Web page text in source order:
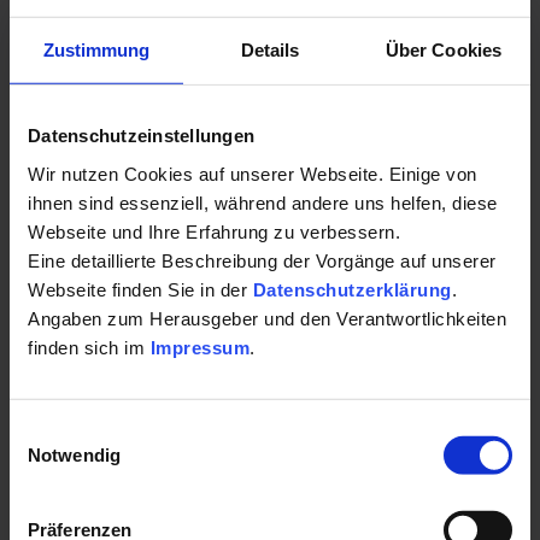
Zustimmung Details Über Cookies
Datenschutzeinstellungen
Wir nutzen Cookies auf unserer Webseite. Einige von
ihnen sind essenziell, während andere uns helfen, diese
Webseite und Ihre Erfahrung zu verbessern.
Eine detaillierte Beschreibung der Vorgänge auf unserer
Webseite finden Sie in der Datenschutzerklärung
Angaben zum Herausgeber und den Verantwortlichkeiten
finden sich im Impressum
Notwendig
Präferenzen
Weitere Angebote